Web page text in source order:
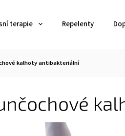
terapie Repelenty
kalhoty antibakteriální